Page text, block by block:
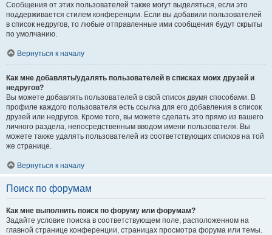
Сообщения от этих пользователей также могут выделяться, если это
поддерживается стилем конференции. Если вы добавили пользователей
в список недругов, то любые отправленные ими сообщения будут скрыты
по умолчанию.
Вернуться к началу
Как мне добавлять/удалять пользователей в списках моих друзей и
недругов?
Вы можете добавлять пользователей в свой список двумя способами. В
профиле каждого пользователя есть ссылка для его добавления в список
друзей или недругов. Кроме того, вы можете сделать это прямо из вашего
личного раздела, непосредственным вводом имени пользователя. Вы
можете также удалять пользователей из соответствующих списков на той
же странице.
Вернуться к началу
Поиск по форумам
Как мне выполнить поиск по форуму или форумам?
Задайте условие поиска в соответствующем поле, расположенном на
главной странице конференции, страницах просмотра форума или темы.